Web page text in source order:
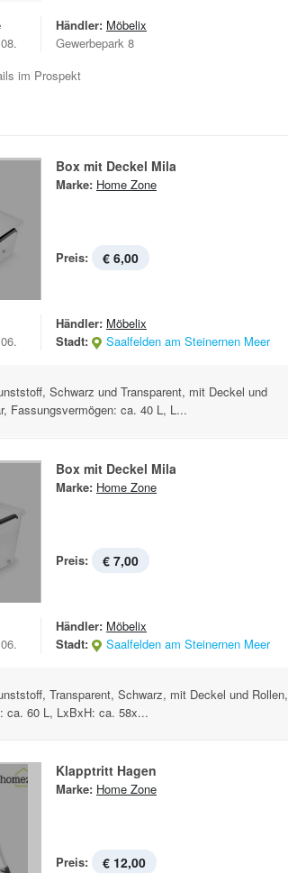
Händler: Möbelix
Gewerbepark 8
im Prospekt
Box mit Deckel Mila
Marke: Home Zone
Preis: € 6,00
Händler: Möbelix
Stadt:
Saalfelden am Steinernen Meer
Schwarz und Transparent, mit Deckel und
Fassungsvermögen: ca. 40 L, L...
Box mit Deckel Mila
Marke: Home Zone
Preis: € 7,00
Händler: Möbelix
Stadt:
Saalfelden am Steinernen Meer
Transparent, Schwarz, mit Deckel und Rollen,
ca. 60 L, LxBxH: ca. 58x...
Klapptritt Hagen
Marke: Home Zone
Preis: € 12,00